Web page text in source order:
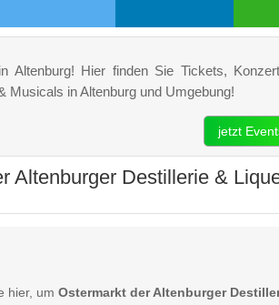
Altenburg! Hier finden Sie Tickets,
Musicals in Altenburg und Umgebung!
jetzt
Altenburger Destillerie &
hier, um Ostermarkt der Altenburger